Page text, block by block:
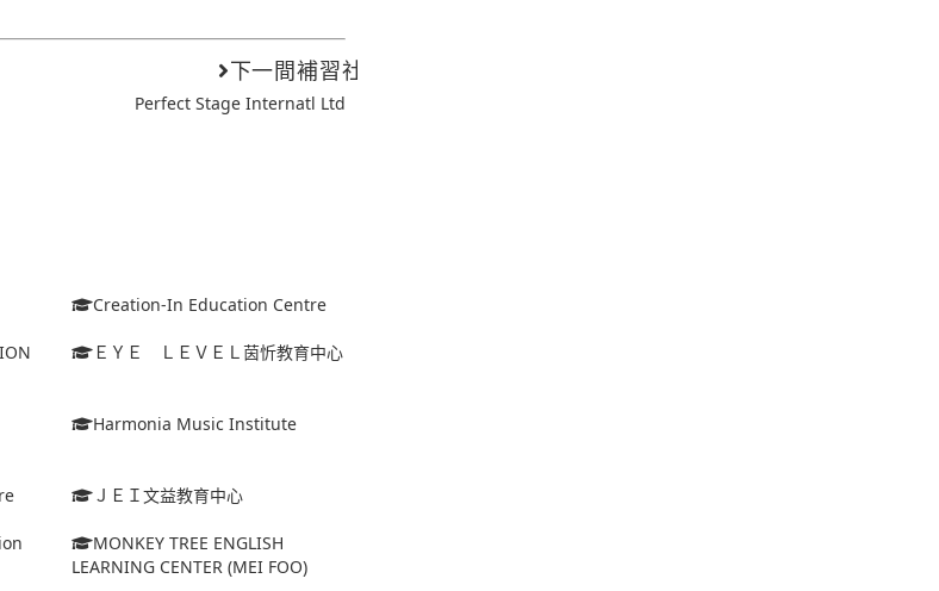
下一間補習社
Perfect Stage Internatl Ltd
Creation-In Education Centre
ＥＹＥ ＬＥＶＥＬ茵忻教育中心
Harmonia Music Institute
ＪＥＩ文益教育中心
MONKEY TREE ENGLISH
LEARNING CENTER (MEI FOO)